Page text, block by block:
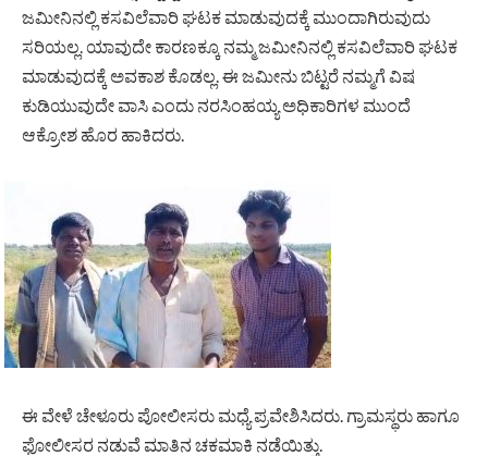
ಜಮೀನಿನಲ್ಲಿ ಕಸವಿಲೆವಾರಿ ಘಟಕ ಮಾಡುವುದಕ್ಕೆ ಮುಂದಾಗಿರುವುದು
ಸರಿಯಲ್ಲ. ಯಾವುದೇ ಕಾರಣಕ್ಕೂ ನಮ್ಮ ಜಮೀನಿನಲ್ಲಿ ಕಸವಿಲೆವಾರಿ ಘಟಕ
ಮಾಡುವುದಕ್ಕೆ ಅವಕಾಶ ಕೊಡಲ್ಲ. ಈ ಜಮೀನು ಬಿಟ್ಟರೆ ನಮ್ಮಗೆ ವಿಷ
ಕುಡಿಯುವುದೇ ವಾಸಿ ಎಂದು ನರಸಿಂಹಯ್ಯ ಅಧಿಕಾರಿಗಳ ಮುಂದೆ
ಆಕ್ರೋಶ ಹೊರ ಹಾಕಿದರು.
ಈ ವೇಳೆ ಚೇಳೂರು ಪೋಲೀಸರು ಮಧ್ಯೆ ಪ್ರವೇಶಿಸಿದರು. ಗ್ರಾಮಸ್ಥರು ಹಾಗೂ
ಫೋಲೀಸರ ನಡುವೆ ಮಾತಿನ ಚಕಮಾಕಿ ನಡೆಯಿತ್ತು‌.